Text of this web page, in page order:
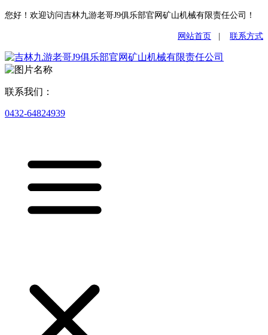
您好！欢迎访问吉林九游老哥J9俱乐部官网矿山机械有限责任公司！
网站首页 联系方式
联系我们：
0432-64824939